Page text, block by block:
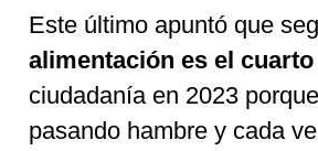
Este último apuntó que
alimentación es el
ciudadanía en 2023
pasando hambre y cada